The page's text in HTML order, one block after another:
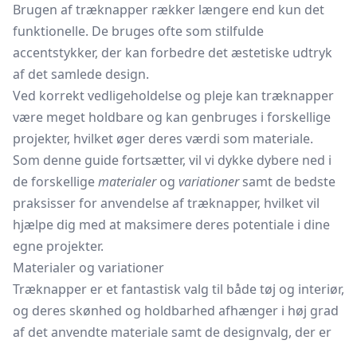
Brugen af træknapper rækker længere end kun det
funktionelle. De bruges ofte som stilfulde
accentstykker, der kan forbedre det æstetiske udtryk
af det samlede design.
Ved korrekt vedligeholdelse og pleje kan træknapper
være meget holdbare og kan genbruges i forskellige
projekter, hvilket øger deres værdi som materiale.
Som denne guide fortsætter, vil vi dykke dybere ned i
de forskelligematerialerog variationersamt de bedste
praksisser for anvendelse af træknapper, hvilket vil
hjælpe dig med at maksimere deres potentiale i dine
egne projekter.
Materialer og variationer
Træknapper er et fantastisk valg til både tøj og interiør,
og deres skønhed og holdbarhed afhænger i høj grad
af det anvendte materiale samt de designvalg, der er